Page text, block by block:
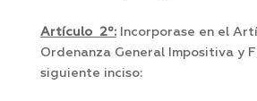
Artículo 2º:Incorporase en el
Ordenanza General Impositiva y
siguiente inciso: